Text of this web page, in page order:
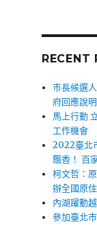
RECENT
市長候選
府回應說明
馬上行動
工作機會
2022臺北
飄香！ 百
柯文哲：
辦全國原
內湖躍動
參加臺北